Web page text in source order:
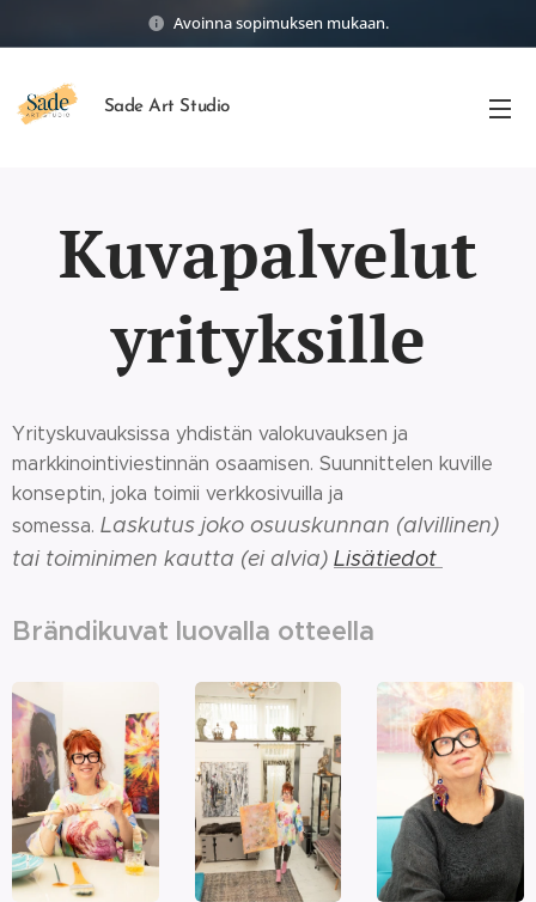
Avoinna sopimuksen mukaan.
Sade Art Studio
Kuvapalvelut
yrityksille
Yrityskuvauksissa yhdistän valokuvauksen ja
markkinointiviestinnän osaamisen. Suunnittelen kuville
konseptin, joka toimii verkkosivuilla ja
somessa. Laskutus joko osuuskunnan (alvillinen)
tai toiminimen kautta (ei alvia) Lisätiedot
Brändikuvat luovalla otteella